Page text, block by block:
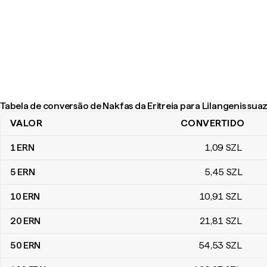
Tabela de conversão de Nakfas da Eritreia para Lilangenis
Tabela de conversão de Nakfas da Eritreia para Lilangenis suazis
VALOR CONVERTIDO
1ERN 1,09 SZL
5 ERN 5,45 SZL
10 ERN 10,91 SZL
20 ERN 21,81 SZL
50 ERN 54,53 SZL